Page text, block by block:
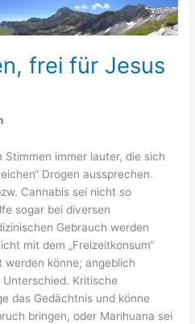
frei für Jesus
immer lauter, die sich
Drogen aussprechen.
Cannabis sei nicht so
sogar bei diversen
Gebrauch werden
mit dem „Freizeitkonsum“
werden könne; angeblich
Kritische
das Gedächtnis und könne
bringen, oder Marihuana sei